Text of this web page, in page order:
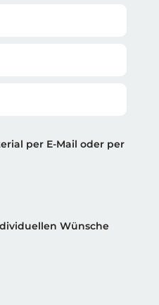
per E-Mail oder per
Wünsche